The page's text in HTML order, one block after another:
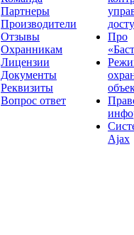
Партнеры
Производители
Отзывы
Охранникам
Лицензии
Документы
Реквизиты
Вопрос ответ
Про
Ajax